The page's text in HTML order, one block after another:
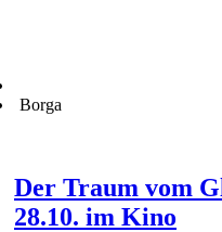
Borga
Der Traum vom
28.10. im Kino